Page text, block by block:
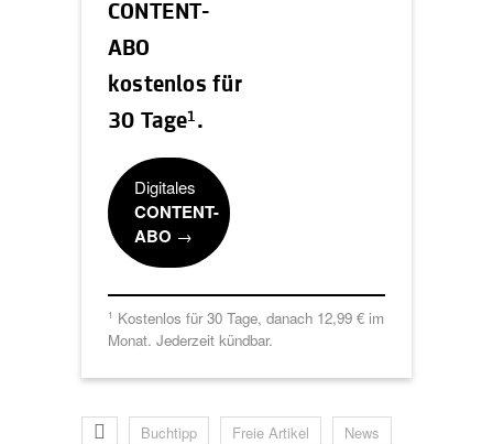
CONTENT-
ABO
kostenlos für
30 Tage1 .
Digitales
CONTENT-
ABO →
1 Kostenlos für 30 Tage, danach 12,99 € im
Monat. Jederzeit kündbar.
Buchtipp Freie Artikel News